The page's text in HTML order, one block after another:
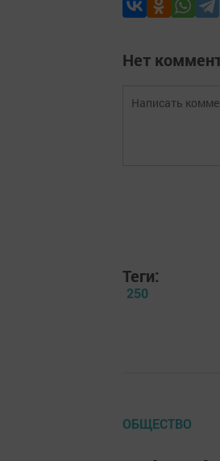
Нет
Теги:
250
ОБЩЕСТВО